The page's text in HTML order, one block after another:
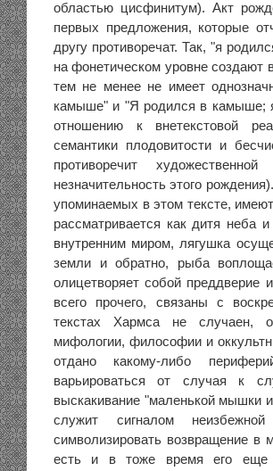
областью цисфинитум). Акт
первых предложения, которые
другу противоречат. Так, "я
на фонетическом уровне создают
тем не менее не имеет
камыше" и "Я родился в камыше;
отношению к внетекстовой
семантики плодовитости и
противоречит
незначительность этого
упоминаемых в этом тексте,
рассматривается как дитя
внутренним миром, лягушка
земли и обратно, рыба
олицетворяет собой
всего прочего, связаны с
текстах Хармса не случаен,
мифологии, философии и
отдано какому-либо
варьироваться от случая к
выскакивание "маленькой мышки
служит сигналом
символизировать возвращение в
есть и в тоже время его еще